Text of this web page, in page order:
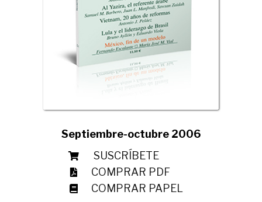
Septiembre-octubre 2006
SUSCRÍBETE
COMPRAR PDF
COMPRAR PAPEL